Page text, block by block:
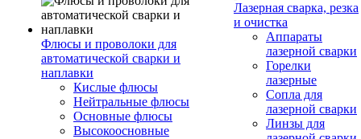
Флюсы и проволоки для
автоматической сварки и
наплавки
Кислые флюсы
Нейтральные флюсы
Основные флюсы
Высокоосновные
Лазерная сварка, резка
и очистка
Аппараты
лазерной сварки
Горелки
лазерные
Сопла для
лазерной сварки
Линзы для